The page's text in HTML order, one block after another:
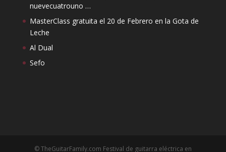
nuevecuatrouno …
MasterClass gratuita el 20 de Febrero en la Gota de
Leche
Al Dual
Sefo
© TheGuitarFamily.com Festival de guitarra eléctrica en